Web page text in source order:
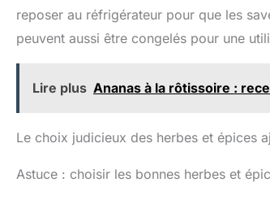
reposer au réfrigérateur pour que les
peuvent aussi être congelés pour une
Lire plus Ananas à la rôtissoire :
Le choix judicieux des herbes et épices
Astuce : choisir les bonnes herbes et